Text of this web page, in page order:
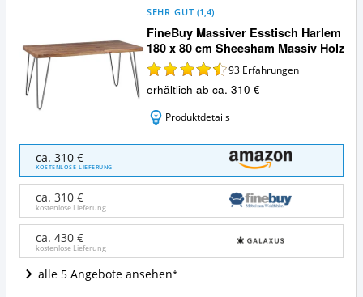
FineBuy Massiver Esstisch Harlem
180 x 80 cm Sheesham Massiv Holz
SEHR GUT (1,4)
93 Erfahrungen
erhältlich ab ca. 310 €
Produktdetails
FineBuy
Massiver
Esstisch
Harlem
180
x
Sheesham
Massiv
ca. 310 €
KOSTENLOSE LIEFERUNG
ca. 310 €
kostenlose Lieferung
ca. 430 €
kostenlose Lieferung
alle 5 Angebote ansehen